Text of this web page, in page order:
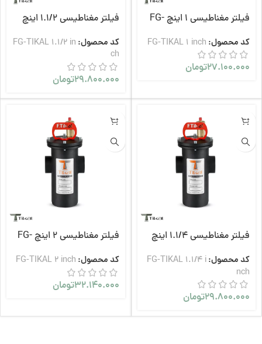
فیلتر مغناطیسی 1 اینچ FG-
کد محصول: FG-TIKAL 1 inch
27.100.000تومان
فیلتر مغناطیسی 1.1/2 اینچ
کد محصول: FG-TIKAL 1.1/2 in
ch
29.800.000تومان
فیلتر مغناطیسی 1.1/4 اینچ
کد محصول:FG-TIKAL 1.1/4 i
nch
29.800.000تومان
فیلتر مغناطیسی 2 اینچ FG-
کد محصول: FG-TIKAL 2 inch
32.140.000تومان